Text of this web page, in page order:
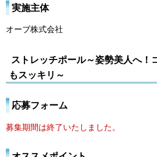
実施主体
オーブ株式会社
ストレッチポール～姿勢美人へ！
もスッキリ～
応募フォーム
募集期間は終了いたしました。